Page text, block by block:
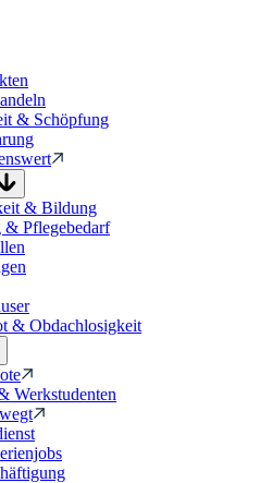
& Schöpfung
& Bildung
& Pflegebedarf
& Obdachlosigkeit
Werkstudenten